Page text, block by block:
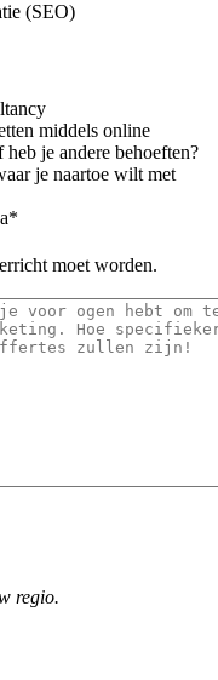
(SEO)
middels online
je andere behoeften?
je naartoe wilt met
*
moet worden.
regio.